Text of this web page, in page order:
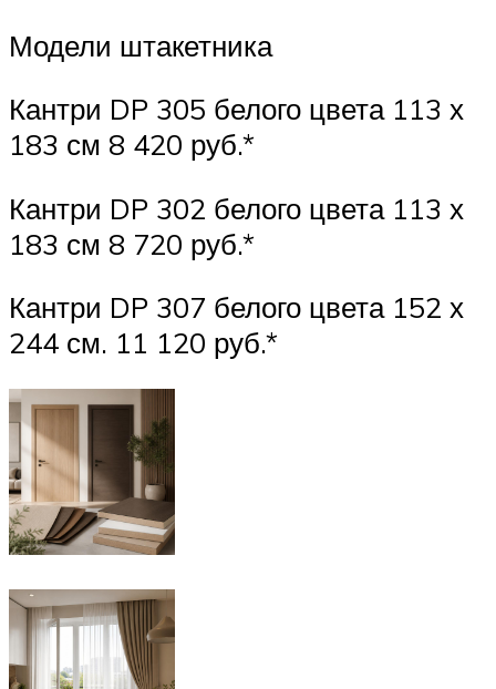
Модели штакетника
Кантри DP 305 белого цвета 113 х
183 см 8 420 руб.*
Кантри DP 302 белого цвета 113 х
183 см 8 720 руб.*
Кантри DP 307 белого цвета 152 х
244 см. 11 120 руб.*